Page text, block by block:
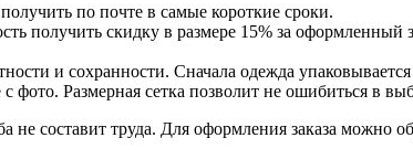
по почте в самые короткие сроки.
получить скидку в размере 15% за оформленный
и сохранности. Сначала одежда
Размерная сетка позволит не ошибиться в
не составит труда. Для оформления заказа можно